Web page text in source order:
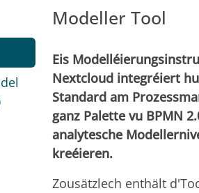
Modeller Tool
Eis
Nextcloud integréiert
Standard am
ganz Palette vu BPMN
analytesche
kreéieren.
Zousätzlech enthält